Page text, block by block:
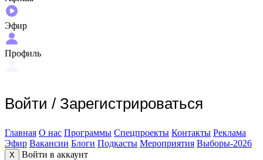
Эфир
Профиль
Войти / Зарегистрироваться
Главная О нас Программы Спецпроекты Контакты Реклама
Эфир Вакансии Блоги Подкасты Мероприятия Выборы-2026
X
Войти в аккаунт